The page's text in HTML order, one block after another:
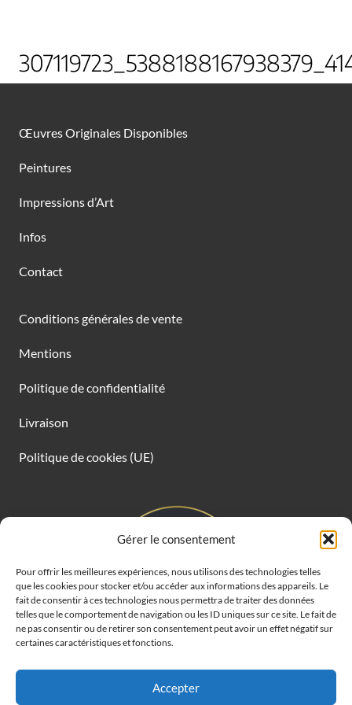
Gérer le consentement
Pour offrir les meilleures expériences, nous utilisons des technologies telles
que les cookies pour stocker et/ou accéder aux informations des appareils. Le
fait de consentir à ces technologies nous permettra de traiter des données
telles que le comportement de navigation ou les ID uniques sur ce site. Le fait de
ne pas consentir ou de retirer son consentement peut avoir un effet négatif sur
certaines caractéristiques et fonctions.
Accepter
Œuvres Originales Disponibles
Peintures
Impressions d’Art
Infos
Contact
Conditions générales de vente
Mentions
Politique de confidentialité
Livraison
Politique de cookies (UE)